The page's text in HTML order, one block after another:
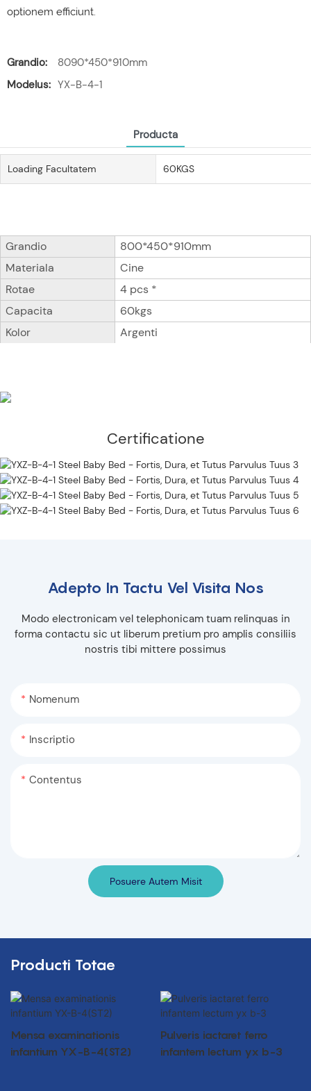
optionem efficiunt.
Grandio:
8090*450*910mm
Modelus: YX-B-4-1
Producta
Loading Facultatem 60KGS
Grandio
800*450*910mm
Materiala
Cine
Rotae
4 pcs *
Capacita
60kgs
Kolor
Argenti
Certificatione
Adepto In Tactu Vel Visita Nos
Modo electronicam vel telephonicam tuam relinquas in
forma contactu sic ut liberum pretium pro amplis consiliis
nostris tibi mittere possimus
Nomenum
Inscriptio
Contentus
Posuere Autem Misit
Producti Totae
Mensa examinationis
infantium YX-B-4(ST2)
Pulveris iactaret ferro
infantem lectum yx b-3